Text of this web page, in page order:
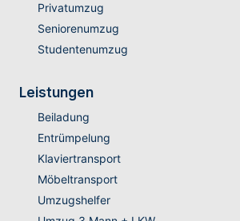
Privatumzug
Seniorenumzug
Studentenumzug
Leistungen
Beiladung
Entrümpelung
Klaviertransport
Möbeltransport
Umzugshelfer